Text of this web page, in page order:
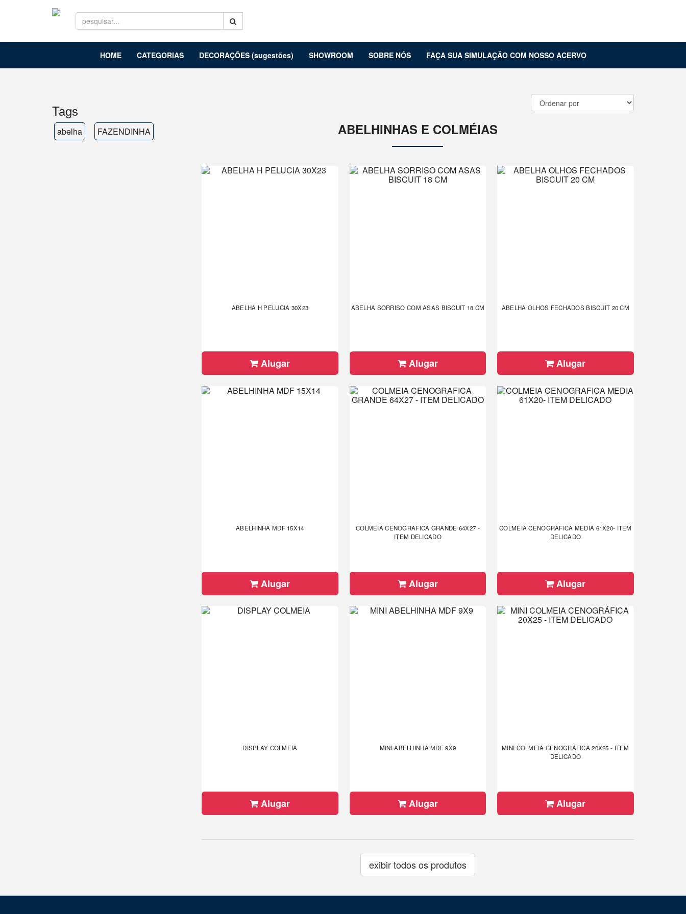
HOME CATEGORIAS DECORAÇÕES (sugestões) SHOWROOM SOBRE NÓS FAÇA SUA SIMULAÇÃO COM NOSSO ACERVO
Tags
abelha FAZENDINHA ABELHINHAS E COLMÉIAS
ABELHA H PELUCIA 30X23
Alugar
ABELHA SORRISO COM ASAS BISCUIT 18 CM
Alugar
ABELHA OLHOS FECHADOS BISCUIT 20 CM
Alugar
ABELHINHA MDF 15X14
Alugar
COLMEIA CENOGRAFICA GRANDE 64X27 -
ITEM DELICADO
Alugar
COLMEIA CENOGRAFICA MEDIA 61X20- ITEM
DELICADO
Alugar
DISPLAY COLMEIA
Alugar
MINI ABELHINHA MDF 9X9
Alugar
MINI COLMEIA CENOGRÁFICA 20X25 - ITEM
DELICADO
Alugar
exibir todos os produtos